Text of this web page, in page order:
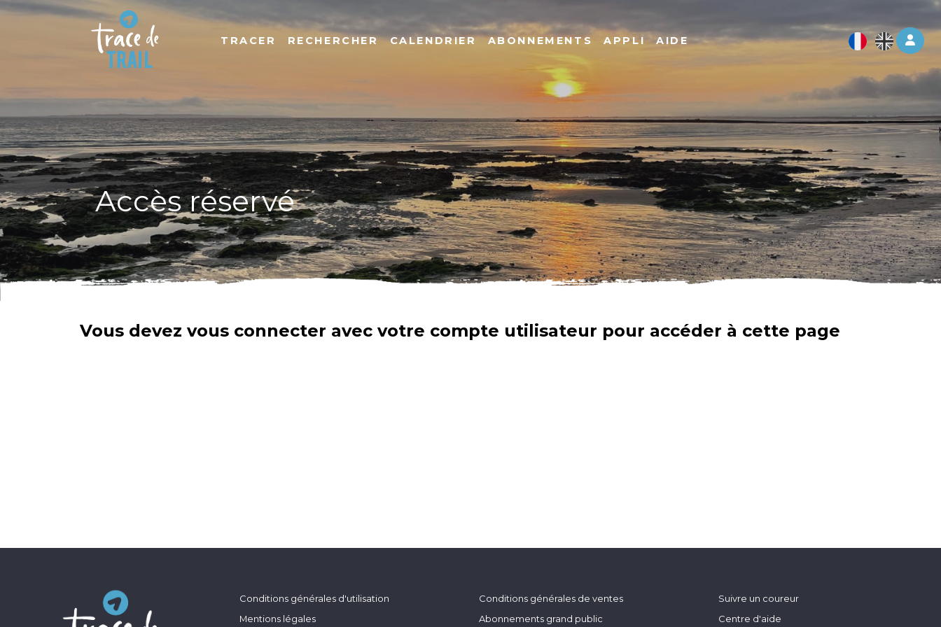
Log
TRACER RECHERCHER CALENDRIER ABONNEMENTS APPLI AIDE
Accès réservé
Vous devez vous connecter avec votre compte utilisateur pour accéder à cette page
Conditions générales d'utilisation
Mentions légales
Conditions générales de ventes
Abonnements grand public
Suivre un coureur
Centre d'aide